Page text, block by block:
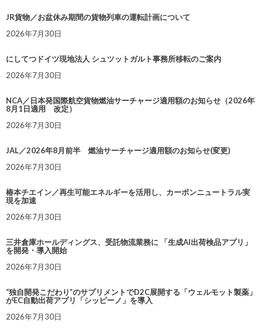
JR貨物／お盆休み期間の貨物列車の運転計画について
2026年7月30日
にしてつドイツ現地法人 シュツットガルト事務所移転のご案内
2026年7月30日
NCA／日本発国際航空貨物燃油サーチャージ適用額のお知らせ（2026年
8月1日適用 改定）
2026年7月30日
JAL／2026年8月前半 燃油サーチャージ適用額のお知らせ(変更)
2026年7月30日
椿本チエイン／再生可能エネルギーを活用し、カーボンニュートラル実
現を加速
2026年7月30日
三井倉庫ホールディングス、受託物流業務に 「生成AI出荷検品アプリ」
を開発・導入開始
2026年7月30日
“独自開発こだわり”のサプリメントでD2C展開する「ウェルモット製薬」
がEC自動出荷アプリ「シッピーノ」を導入
2026年7月30日